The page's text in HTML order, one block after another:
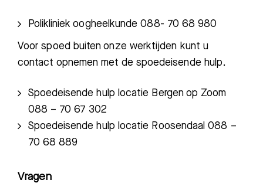
Polikliniek oogheelkunde 088- 70 68 980
Voor spoed buiten onze werktijden kunt u
contact opnemen met de spoedeisende hulp.
Spoedeisende hulp locatie Bergen op Zoom
088 – 70 67 302
Spoedeisende hulp locatie Roosendaal 088 –
70 68 889
Vragen